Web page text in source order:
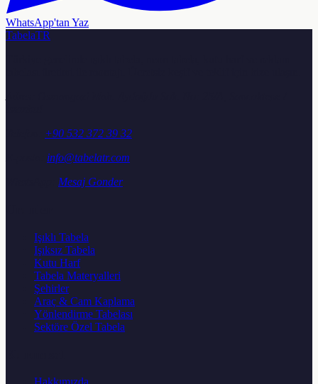
WhatsApp'tan Yaz
TabelaTR
+90 532 372 39 32
info@tabelatr.com
Mesaj Gonder
Işıklı Tabela
Işıksız Tabela
Kutu Harf
Tabela Materyalleri
Şehirler
Araç & Cam Kaplama
Yönlendirme Tabelası
Sektöre Özel Tabela